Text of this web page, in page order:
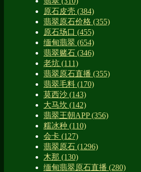
原石皮壳 (384)
翡翠原石价格 (355)
原石场口 (455)
缅甸翡翠 (654)
翡翠赌石 (346)
老坑 (111)
翡翠原石直播 (355)
翡翠毛料 (170)
莫西沙 (143)
大马坎 (142)
翡翠王朝APP(356)
糯冰种 (110)
会卡 (127)
翡翠原石 (1296)
木那 (130)
缅甸翡翠原石直播 (280)